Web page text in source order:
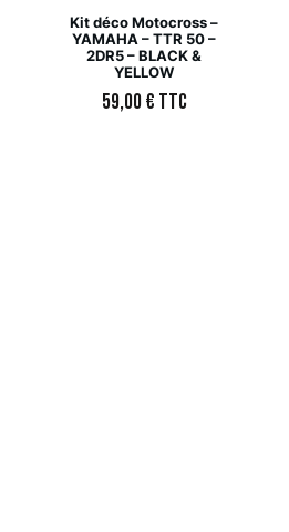
Kit déco Motocross –
YAMAHA – TTR 50 –
2DR5 – BLACK &
YELLOW
59,00€ TTC